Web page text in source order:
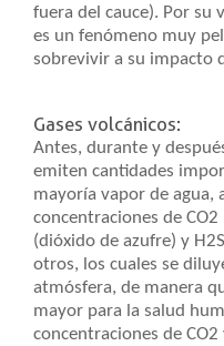
fuera del cauce). Por su
es un fenómeno muy
sobrevivir a su impacto
Gases volcánicos:
Antes, durante y
emiten cantidades
mayoría vapor de agua,
concentraciones de
(dióxido de azufre) y
otros, los cuales se
atmósfera, de manera
mayor para la salud
concentraciones de